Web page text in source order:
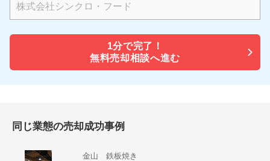
1分で完了！
無料売却相談へ進む
同じ業態の売却成功事例
金山 鉄板焼き